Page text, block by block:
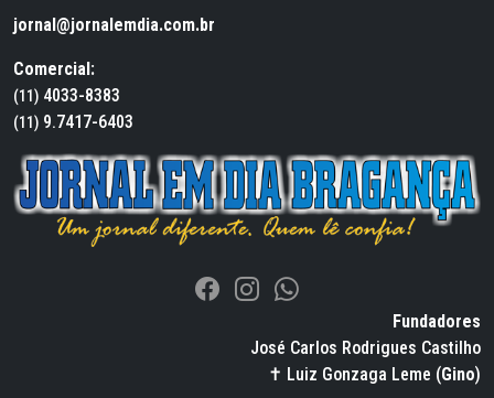
jornal@jornalemdia.com.br
Comercial:
(11) 4033-8383
(11) 9.7417-6403
Fundadores
José Carlos Rodrigues Castilho
✝ Luiz Gonzaga Leme (Gino)